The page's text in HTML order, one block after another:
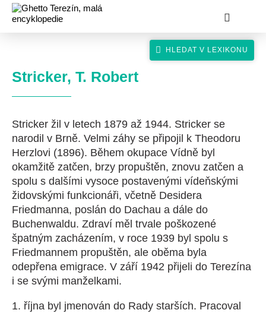
hledat
Stricker, T. Robert
Stricker žil v letech 1879 až 1944. Stricker se
narodil v Brně. Velmi záhy se připojil k Theodoru
Herzlovi (1896). Během okupace Vídně byl
okamžitě zatčen, brzy propuštěn, znovu zatčen a
spolu s dalšími vysoce postavenými vídeňskými
židovskými funkcionáři, včetně Desidera
Friedmanna, poslán do Dachau a dále do
Buchenwaldu. Zdraví měl trvale poškozené
špatným zacházením, v roce 1939 byl spolu s
Friedmannem propuštěn, ale oběma byla
odepřena emigrace. V září 1942 přijeli do Terezína
i se svými manželkami.
1. října byl jmenován do Rady starších. Pracoval